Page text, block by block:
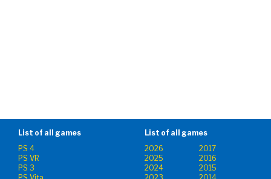
List of all games
PS 4
PS VR
PS 3
List of all games
2026
2017
2025
2016
2024
2015